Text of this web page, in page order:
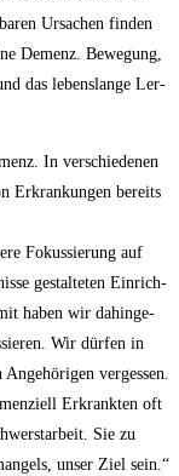
Ursa­chen fin­den
Demenz. Bewe­gung,
das lebens­lan­ge Ler­
In ver­schie­de­nen
Erkran­kun­gen bereits
Fokus­sie­rung auf
gestal­te­ten Ein­rich­
haben wir dahin­ge­
Wir dür­fen in
ver­ges­sen.
Erkrank­ten oft
Sie zu
unser Ziel sein.“